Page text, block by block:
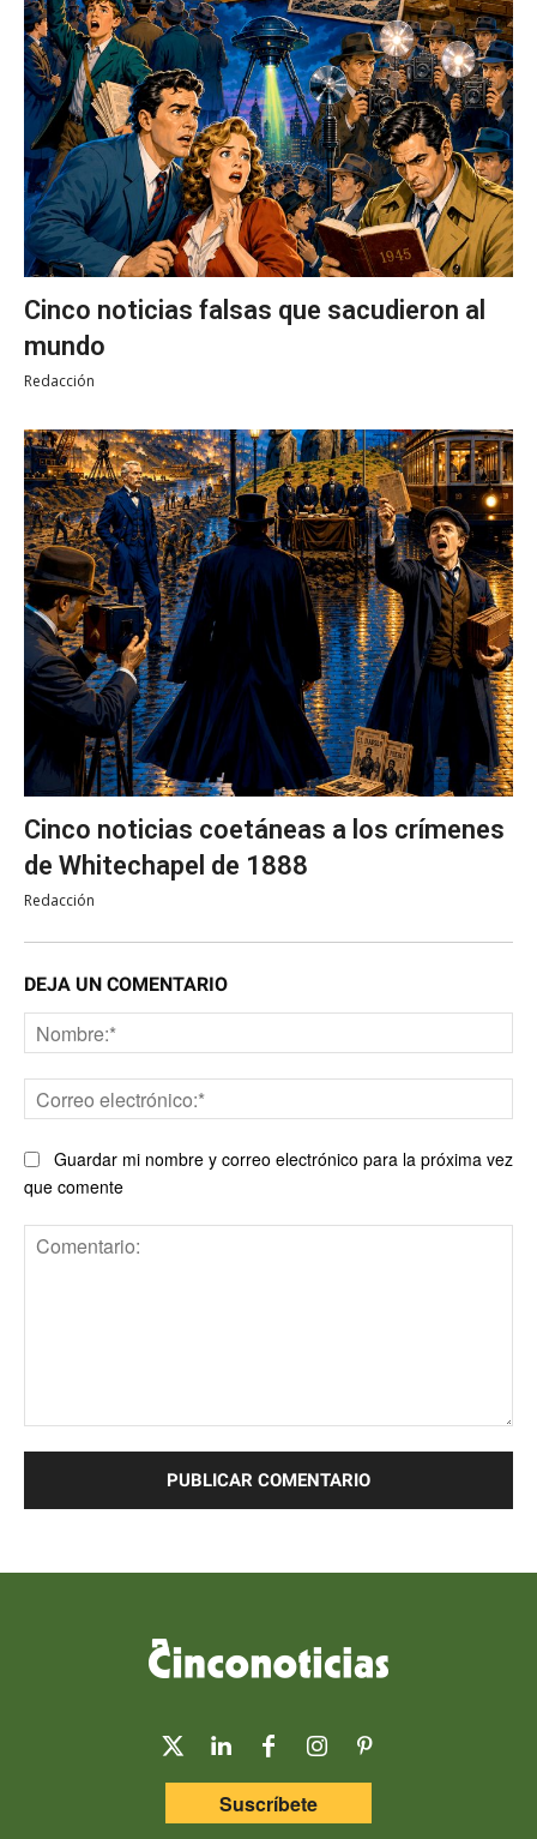
Cinco noticias falsas que sacudieron al
mundo
Redacción
Cinco noticias coetáneas a los crímenes
de Whitechapel de 1888
Redacción
DEJA UN COMENTARIO
Guardar mi nombre y correo electrónico para la próxima vez
que comente
Suscríbete